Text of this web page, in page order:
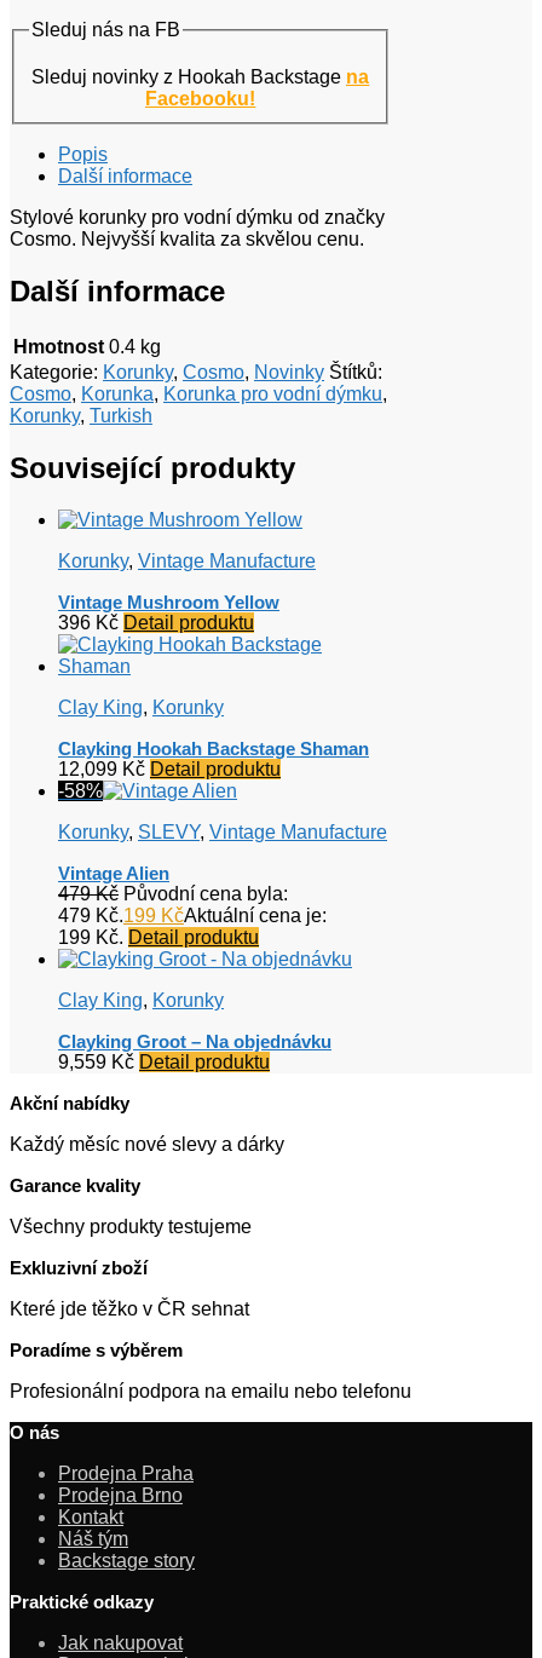
Sleduj nás na FB
Sleduj novinky z Hookah Backstage na
Facebooku!
Popis
Další informace
Stylové korunky pro vodní dýmku od značky
Cosmo. Nejvyšší kvalita za skvělou cenu.
Další informace
Hmotnost 0.4 kg
Kategorie: Korunky, Cosmo, Novinky Štítků:
Cosmo, Korunka, Korunka pro vodní dýmku,
Korunky, Turkish
Související produkty
Korunky, Vintage Manufacture
Vintage Mushroom Yellow
396 Kč Detail produktu
Clay King, Korunky
Clayking Hookah Backstage Shaman
12,099 Kč Detail produktu
-58%
Korunky, SLEVY, Vintage Manufacture
Vintage Alien
479Kč Původní cena byla:
479 Kč.199 KčAktuální cena je:
199 Kč. Detail produktu
Clay King, Korunky
Clayking Groot – Na objednávku
9,559 Kč Detail produktu
Akční nabídky
Každý měsíc nové slevy a dárky
Garance kvality
Všechny produkty testujeme
Exkluzivní zboží
Které jde těžko v ČR sehnat
Poradíme s výběrem
Profesionální podpora na emailu nebo telefonu
O nás
Prodejna Praha
Prodejna Brno
Kontakt
Náš tým
Backstage story
Praktické odkazy
Jak nakupovat